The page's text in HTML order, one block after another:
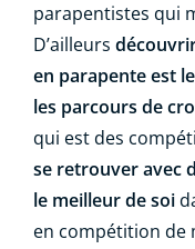
parapentistes qui
D’ailleurs
en parapente est
les parcours de
qui est des
se retrouver avec
le meilleur de soi
en compétition de